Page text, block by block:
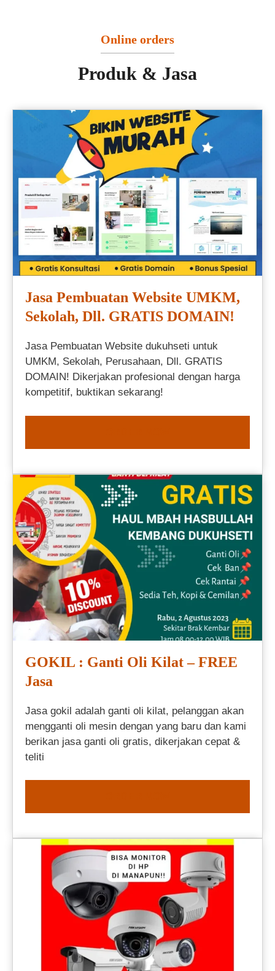
Online orders
Produk & Jasa
Jasa Pembuatan Website UMKM,
Sekolah, Dll. GRATIS DOMAIN!
Jasa Pembuatan Website dukuhseti untuk
UMKM, Sekolah, Perusahaan, Dll. GRATIS
DOMAIN! Dikerjakan profesional dengan harga
kompetitif, buktikan sekarang!
GOKIL : Ganti Oli Kilat – FREE
Jasa
Jasa gokil adalah ganti oli kilat, pelanggan akan
mengganti oli mesin dengan yang baru dan kami
berikan jasa ganti oli gratis, dikerjakan cepat &
teliti